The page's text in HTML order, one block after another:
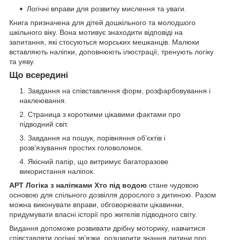
Логічні вправи для розвитку мислення та уваги.
Книга призначена для дітей дошкільного та молодшого
шкільного віку. Вона мотивує знаходити відповіді на
запитання, які стосуються морських мешканців. Малюки
вставляють наліпки, доповнюють ілюстрації, тренують логіку
та уяву.
Що всередині
Завдання на співставлення форм, розфарбовування і
наклеювання.
Страница з короткими цікавими фактами про
підводний світ.
Завдання на пошук, порівняння об’єктів і
розв’язування простих головоломок.
Якісний папір, що витримує багаторазове
використання наліпок.
АРТ Логіка з наліпками Хто під водою стане чудовою
основою для спільного дозвілля дорослого з дитиною. Разом
можна виконувати вправи, обговорювати цікавинки,
придумувати власні історії про жителів підводного світу.
Видання допоможе розвивати дрібну моторику, навчитися
співставляти логічні зв’язки, розширити знання дитини про